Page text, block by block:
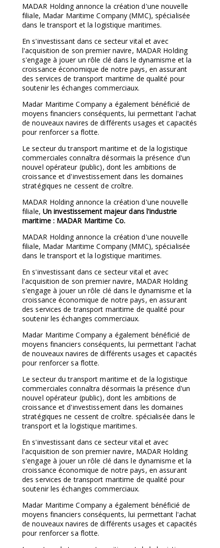
MADAR Holding annonce la création d'une nouvelle
filiale, Madar Maritime Company (MMC), spécialisée
dans le transport et la logistique maritimes.
En s'investissant dans ce secteur vital et avec
l'acquisition de son premier navire, MADAR Holding
s'engage à jouer un rôle clé dans le dynamisme et la
croissance économique de notre pays, en assurant
des services de transport maritime de qualité pour
soutenir les échanges commerciaux.
Madar Maritime Company a également bénéficié de
moyens financiers conséquents, lui permettant l'achat
de nouveaux navires de différents usages et capacités
pour renforcer sa flotte.
Le secteur du transport maritime et de la logistique
commerciales connaîtra désormais la présence d'un
nouvel opérateur (public), dont les ambitions de
croissance et d'investissement dans les domaines
stratégiques ne cessent de croître.
MADAR Holding annonce la création d'une nouvelle
filiale, Un investissement majeur dans l'industrie
maritime : MADAR Maritime Co.
MADAR Holding annonce la création d'une nouvelle
filiale, Madar Maritime Company (MMC), spécialisée
dans le transport et la logistique maritimes.
En s'investissant dans ce secteur vital et avec
l'acquisition de son premier navire, MADAR Holding
s'engage à jouer un rôle clé dans le dynamisme et la
croissance économique de notre pays, en assurant
des services de transport maritime de qualité pour
soutenir les échanges commerciaux.
Madar Maritime Company a également bénéficié de
moyens financiers conséquents, lui permettant l'achat
de nouveaux navires de différents usages et capacités
pour renforcer sa flotte.
Le secteur du transport maritime et de la logistique
commerciales connaîtra désormais la présence d'un
nouvel opérateur (public), dont les ambitions de
croissance et d'investissement dans les domaines
stratégiques ne cessent de croître. spécialisée dans le
transport et la logistique maritimes.
En s'investissant dans ce secteur vital et avec
l'acquisition de son premier navire, MADAR Holding
s'engage à jouer un rôle clé dans le dynamisme et la
croissance économique de notre pays, en assurant
des services de transport maritime de qualité pour
soutenir les échanges commerciaux.
Madar Maritime Company a également bénéficié de
moyens financiers conséquents, lui permettant l'achat
de nouveaux navires de différents usages et capacités
pour renforcer sa flotte.